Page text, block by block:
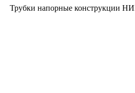
Трубки напорные конструкции